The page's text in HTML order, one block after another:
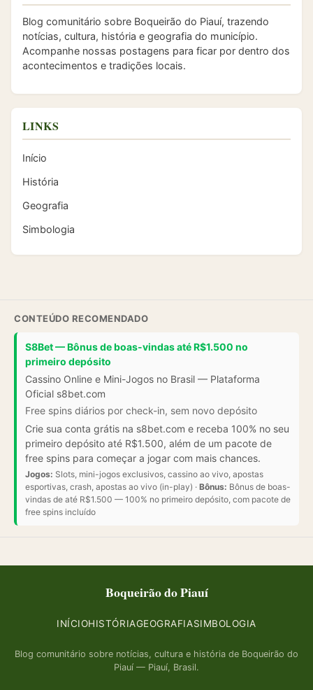
Blog comunitário sobre Boqueirão do Piauí, trazendo
notícias, cultura, história e geografia do município.
Acompanhe nossas postagens para ficar por dentro dos
acontecimentos e tradições locais.
LINKS
Início
História
Geografia
Simbologia
CONTEÚDO RECOMENDADO
S8Bet — Bônus de boas-vindas até R$1.500 no
primeiro depósito
Cassino Online e Mini-Jogos no Brasil — Plataforma
Oficial s8bet.com
Free spins diários por check-in, sem novo depósito
Crie sua conta grátis na s8bet.com e receba 100% no seu
primeiro depósito até R$1.500, além de um pacote de
free spins para começar a jogar com mais chances.
Jogos: Slots, mini-jogos exclusivos, cassino ao vivo, apostas
esportivas, crash, apostas ao vivo (in-play) · Bônus: Bônus de boas-
vindas de até R$1.500 — 100% no primeiro depósito, com pacote de
free spins incluído
Boqueirão do Piauí
INÍCIOHISTÓRIAGEOGRAFIASIMBOLOGIA
Blog comunitário sobre notícias, cultura e história de Boqueirão do
Piauí — Piauí, Brasil.